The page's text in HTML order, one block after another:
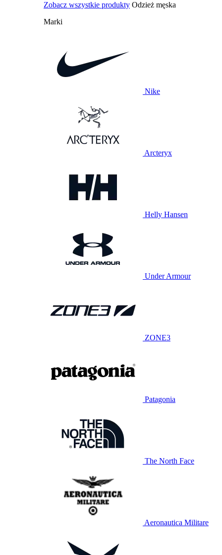
Zobacz wszystkie produkty Odzież męska
Marki
Nike
Arcteryx
Helly Hansen
Under Armour
ZONE3
Patagonia
The North Face
Aeronautica Militare